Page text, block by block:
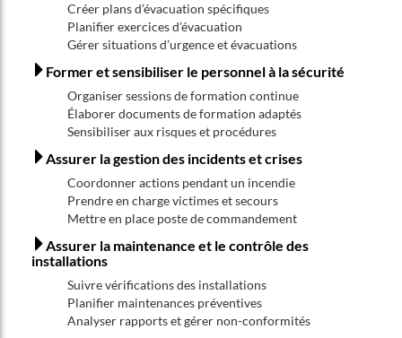
Créer plans d’évacuation spécifiques
Planifier exercices d’évacuation
Gérer situations d’urgence et évacuations
Former et sensibiliser le personnel à la sécurité
Organiser sessions de formation continue
Élaborer documents de formation adaptés
Sensibiliser aux risques et procédures
Assurer la gestion des incidents et crises
Coordonner actions pendant un incendie
Prendre en charge victimes et secours
Mettre en place poste de commandement
Assurer la maintenance et le contrôle des
installations
Suivre vérifications des installations
Planifier maintenances préventives
Analyser rapports et gérer non-conformités